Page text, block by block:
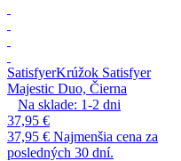
SatisfyerKrúžok Satisfyer
Majestic Duo, Čierna
Na sklade: 1-2 dni
37,95 €
37,95 € Najmenšia cena za
posledných 30 dní.